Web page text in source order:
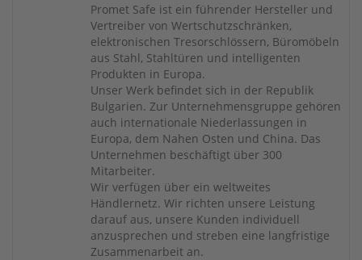
Versicherungssummen
Promet Safe ist ein führender Hersteller und
Vertreiber von Wertschutzschränken,
elektronischen Tresorschlössern, Büromöbeln
aus Stahl, Stahltüren und intelligenten
Produkten in Europa.
Unser Werk befindet sich in der Republik
Bulgarien. Zur Unternehmensgruppe gehören
auch internationale Niederlassungen in
Europa, dem Nahen Osten und China. Das
Unternehmen beschäftigt über 300
Mitarbeiter.
Wir verfügen über ein weltweites
Händlernetz. Wir richten unsere Leistung
darauf aus, unsere Kunden individuell
anzusprechen und streben eine langfristige
Zusammenarbeit an.